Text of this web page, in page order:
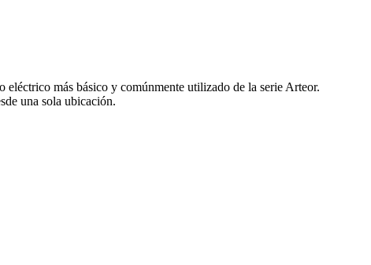
más básico y comúnmente utilizado de la serie Arteor.
una sola ubicación.